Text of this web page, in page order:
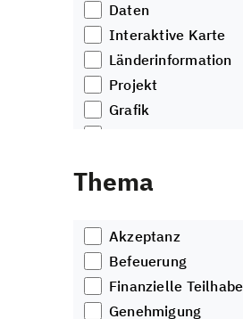
Daten
Interaktive Karte
Länderinformation
Projekt
Grafik
Podcast
Thema
Akzeptanz
Befeuerung
Finanzielle Teilhabe
Genehmigung